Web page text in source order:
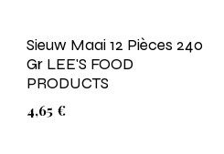
Sieuw Maai 12 Pièces 240
Gr LEE'S FOOD
PRODUCTS
4,65€